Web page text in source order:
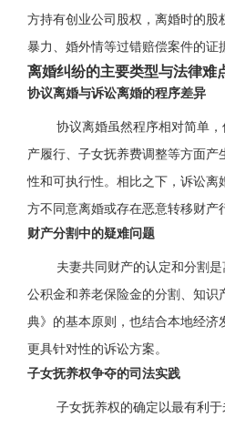
方持有创业公司股权，离婚时的
暴力、婚外情等过错赔偿案件的证
离婚纠纷的主要类型与法律难
协议离婚与诉讼离婚的程序差异
协议离婚虽然程序相对简单
产履行、子女抚养费调整等方面
性和可执行性。相比之下，诉讼
方不同意离婚或存在恶意转移财产
财产分割中的疑难问题
夫妻共同财产的认定和分割
公积金和养老保险金的分割、知
典》的基本原则，也结合本地经
更具针对性的诉讼方案。
子女抚养权争夺的司法实践
子女抚养权的确定以最有利